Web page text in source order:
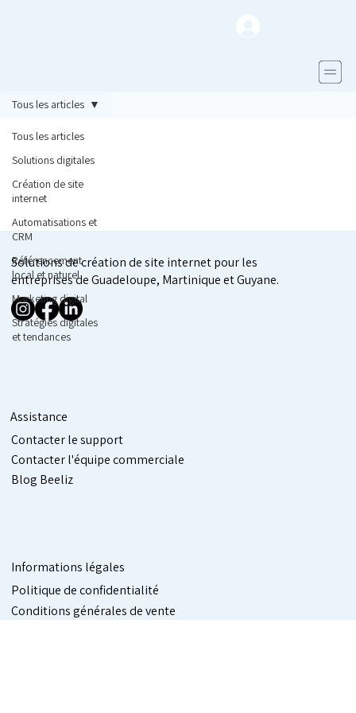
Tous les articles
Solutions digitales
Création de site
internet
Automatisations et
CRM
Référencement
local et naturel
Marketing digital
Stratégies digitales
et tendances
Tous les articles
Solutions de création de site internet pour les
entreprises de Guadeloupe, Martinique et Guyane.
Assistance
Contacter le support
Contacter l'équipe commerciale
Blog Beeliz
Informations légales
Politique de confidentialité
Conditions générales de vente